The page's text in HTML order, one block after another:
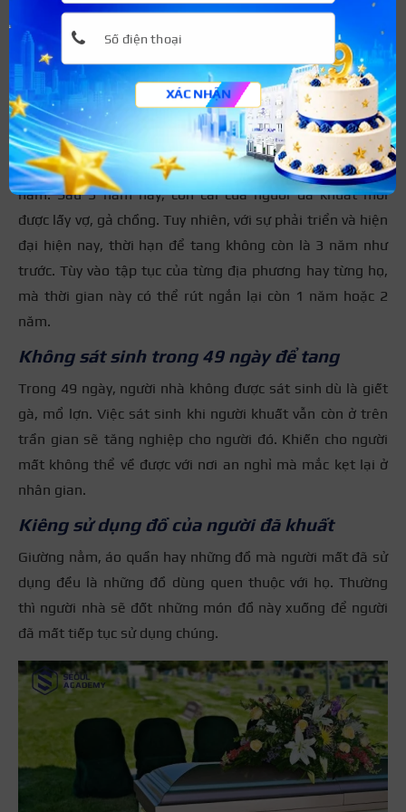
1. Kiêng lấy vợ, lấy chồng khi nhà có tang
2. Không sát sinh trong 49 ngày để tang
3. Kiêng sử dụng đồ của người đã khuất
4. Không trả lời tiếng gọi không rõ ràng
Kiêng lấy vợ, lấy chồng khi nhà có tang
Để thể hiện đạo hiếu làm con, người xưa phải để tang 3
năm. Sau 3 năm này, con cái của người đã khuất mới
được lấy vợ, gả chồng. Tuy nhiên, với sự phải triển và hiện
đại hiện nay, thời hạn để tang không còn là 3 năm như
trước. Tùy vào tập tục của từng địa phương hay từng họ,
mà thời gian này có thể rút ngắn lại còn 1 năm hoặc 2
năm.
Không sát sinh trong 49 ngày để tang
Trong 49 ngày, người nhà không được sát sinh dù là giết
gà, mổ lợn. Việc sát sinh khi người khuất vẫn còn ở trên
trần gian sẽ tăng nghiệp cho người đó. Khiến cho người
mất không thể về được với nơi an nghỉ mà mắc kẹt lại ở
nhân gian.
Kiêng sử dụng đồ của người đã khuất
Giường nằm, áo quần hay những đồ mà người mất đã sử
dụng đều là những đồ dùng quen thuộc với họ. Thường
thì người nhà sẽ đốt những món đồ này xuống để người
đã mất tiếp tục sử dụng chúng.
XÁC NHẬN